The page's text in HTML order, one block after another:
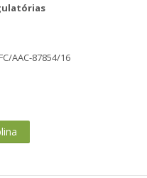
AAC-87854/16